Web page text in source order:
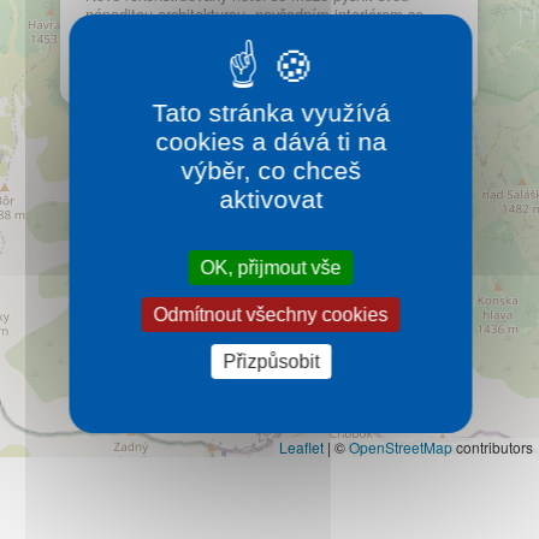
Kontakt
nápaditou architekturou, nevšedním interiérem se
Leaflet | ©OpenStreetMapcontributors
Tato stránka využívá
cookies a dává ti na
výběr, co chceš
aktivovat
OK, přijmout vše
Odmítnout všechny cookies
Přizpůsobit